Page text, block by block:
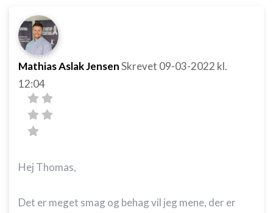
Mathias Aslak JensenSkrevet 09-03-2022 kl.
12:04
Hej Thomas,
Det er meget smag og behag vil jeg mene, der er